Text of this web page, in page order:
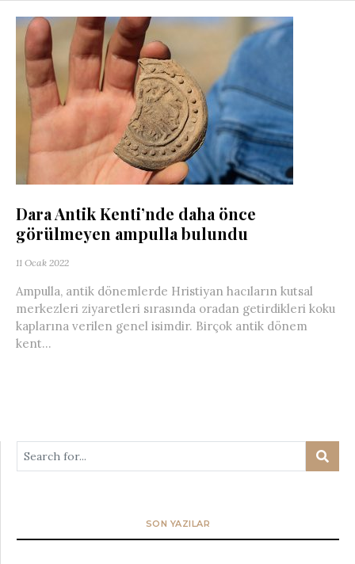
Dara Antik Kenti’nde daha önce
görülmeyen ampulla bulundu
11 Ocak 2022
Ampulla, antik dönemlerde Hristiyan hacıların kutsal
merkezleri ziyaretleri sırasında oradan getirdikleri koku
kaplarına verilen genel isimdir. Birçok antik dönem
kent...
SON YAZILAR